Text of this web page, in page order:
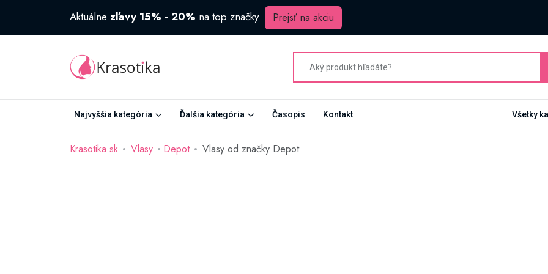
Aktuálne zľavy 15% - 20% na top značky Prejsť na akciu
Najvyššia kategória Ďalšia kategória Časopis Kontakt Všetky
Krasotika.sk Vlasy Depot Vlasy od značky Depot